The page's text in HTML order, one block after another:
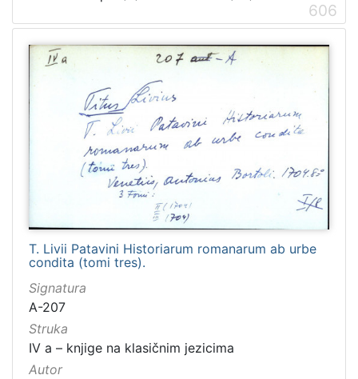
606
T. Livii Patavini Historiarum romanarum ab urbe
condita (tomi tres).
Signatura
A-207
Struka
IV a – knjige na klasičnim jezicima
Autor